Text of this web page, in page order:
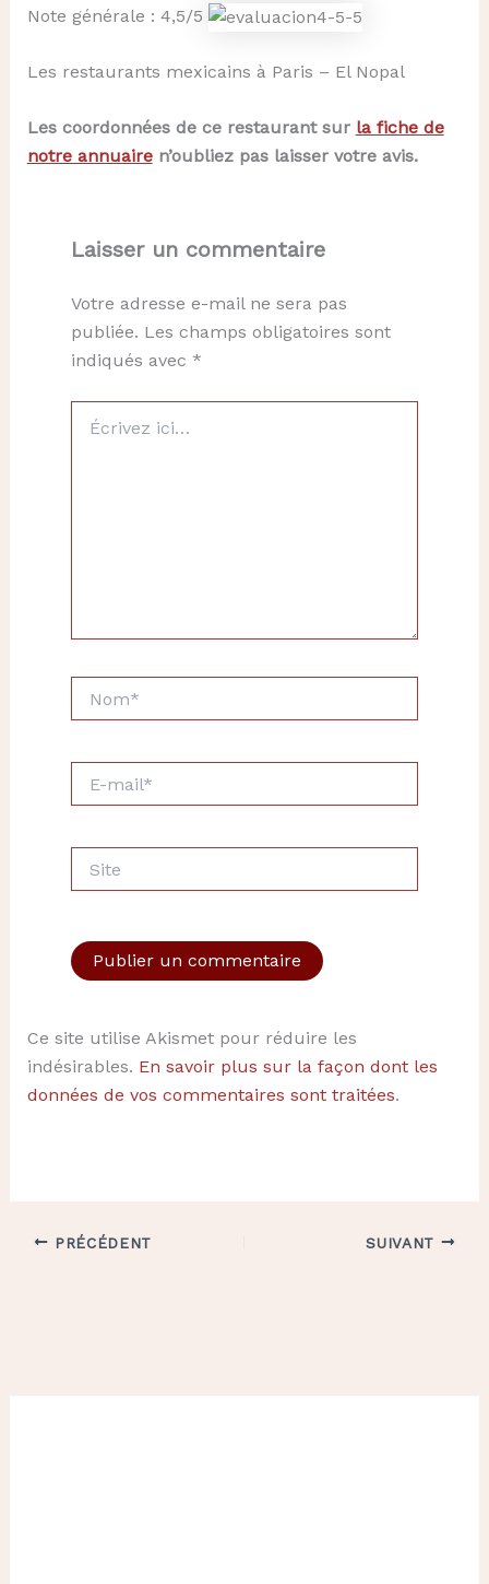
Note générale : 4,5/5
Les restaurants mexicains à Paris – El Nopal
Les coordonnées de ce restaurant sur la fiche de
notre annuairen’oubliez pas laisser votre avis.
Laisser un commentaire
Votre adresse e-mail ne sera pas
publiée. Les champs obligatoires sont
indiqués avec *
ici…
mail*
Ce site utilise Akismet pour réduire les
indésirables. En savoir plus sur la façon dont les
données de vos commentaires sont traitées.
PRÉCÉDENT SUIVANT